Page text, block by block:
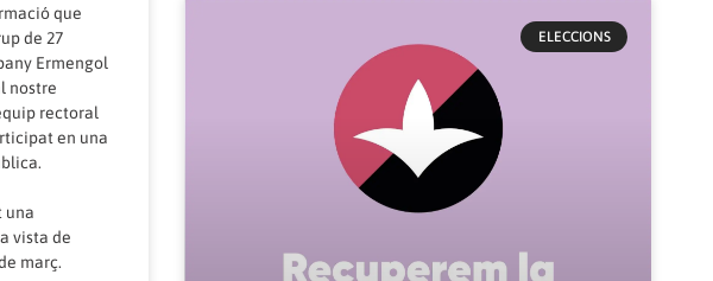
que
de 27
Ermengol
nostre
rectoral
en una
una
vista de
març.
ELECCIONS